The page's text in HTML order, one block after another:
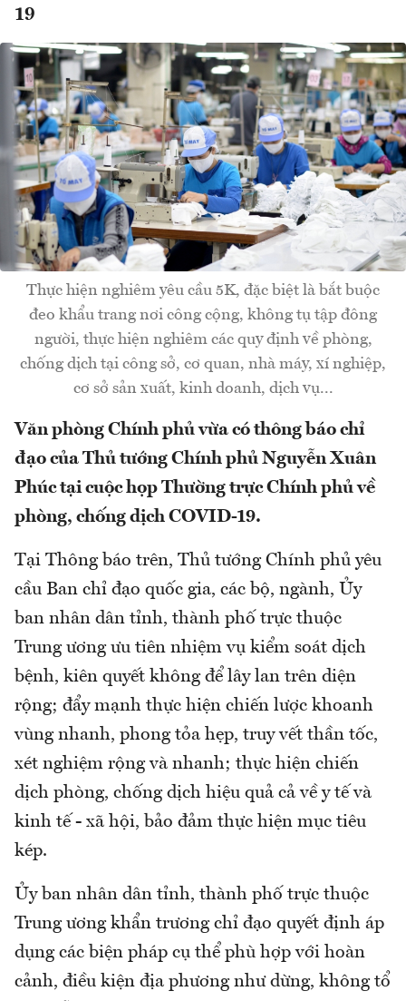
19
Thực hiện nghiêm yêu cầu 5K, đặc biệt là bắt buộc
đeo khẩu trang nơi công cộng, không tụ tập đông
người, thực hiện nghiêm các quy định về phòng,
chống dịch tại công sở, cơ quan, nhà máy, xí nghiệp,
cơ sở sản xuất, kinh doanh, dịch vụ...
Văn phòng Chính phủ vừa có thông báo chỉ
đạo của Thủ tướng Chính phủ Nguyễn Xuân
Phúc tại cuộc họp Thường trực Chính phủ về
phòng, chống dịch COVID-19.
Tại Thông báo trên, Thủ tướng Chính phủ yêu
cầu Ban chỉ đạo quốc gia, các bộ, ngành, Ủy
ban nhân dân tỉnh, thành phố trực thuộc
Trung ương ưu tiên nhiệm vụ kiểm soát dịch
bệnh, kiên quyết không để lây lan trên diện
rộng; đẩy mạnh thực hiện chiến lược khoanh
vùng nhanh, phong tỏa hẹp, truy vết thần tốc,
xét nghiệm rộng và nhanh; thực hiện chiến
dịch phòng, chống dịch hiệu quả cả về y tế và
kinh tế - xã hội, bảo đảm thực hiện mục tiêu
kép.
Ủy ban nhân dân tỉnh, thành phố trực thuộc
Trung ương khẩn trương chỉ đạo quyết định áp
dụng các biện pháp cụ thể phù hợp với hoàn
cảnh, điều kiện địa phương như dừng, không tổ